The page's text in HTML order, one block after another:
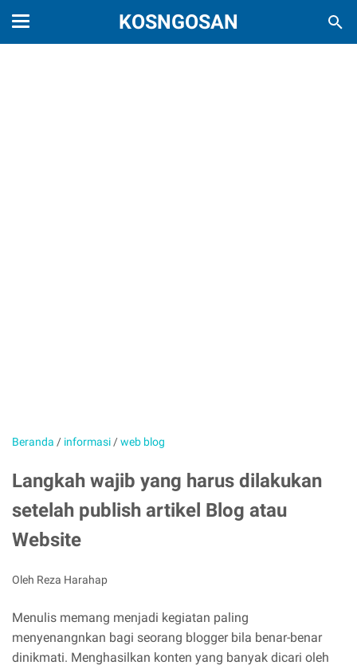
KOSNGOSAN
Beranda / informasi /web blog
Langkah wajib yang harus dilakukan
setelah publish artikel Blog atau
Website
Oleh Reza Harahap
Menulis memang menjadi kegiatan paling
menyenangnkan bagi seorang blogger bila benar-benar
dinikmati. Menghasilkan konten yang banyak dicari oleh